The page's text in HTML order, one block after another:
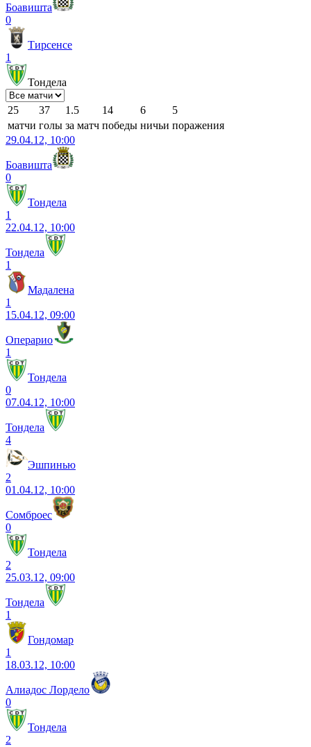
Боавишта
0
Тирсенсе
1
Тондела
25 37 1.5 14 6
5
матчи голы за матч победы ничьи поражения
29.04.12, 10:00
Боавишта
0
Тондела
1
22.04.12, 10:00
Тондела
1
Мадалена
1
15.04.12, 09:00
Операрио
1
Тондела
0
07.04.12, 10:00
Тондела
4
Эшпинью
2
01.04.12, 10:00
Сомброес
0
Тондела
2
25.03.12, 09:00
Тондела
1
Гондомар
1
18.03.12, 10:00
Алиадос Лордело
0
Тондела
2